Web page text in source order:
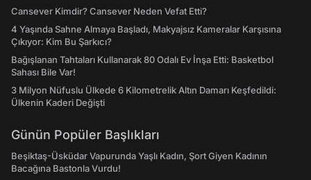
Cansever Kimdir? Cansever Neden Vefat Etti?
4 Yaşında Sahne Almaya Başladı, Makyajsız Kameralar Karşısına
Çıkıyor: Kim Bu Şarkıcı?
Bağışlanan Tahtaları Kullanarak 80 Odalı Ev İnşa Etti: Basketbol
Sahası Bile Var!
3 Milyon Nüfuslu Ülkede 6 Kilometrelik Altın Damarı Keşfedildi:
Ülkenin Kaderi Değişti
Günün Popüler Başlıkları
Beşiktaş-Üsküdar Vapurunda Yaşlı Kadın, Şort Giyen Kadının
Bacağına Bastonla Vurdu!